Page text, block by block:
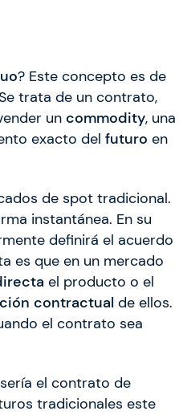
? Este concepto es de
trata de un contrato,
un commodity, una
exacto del futuro en
de spot tradicional.
instantánea. En su
definirá el acuerdo
es que en un mercado
el producto o el
contractual de ellos.
el contrato sea
el contrato de
tradicionales este